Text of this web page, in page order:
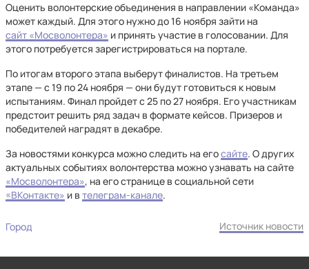
Оценить волонтерские объединения в направлении «Команда»
может каждый. Для этого нужно до 16 ноября зайти на
сайт «Мосволонтера» и принять участие в голосовании. Для
этого потребуется зарегистрироваться на портале.
По итогам второго этапа выберут финалистов. На третьем
этапе — с 19 по 24 ноября — они будут готовиться к новым
испытаниям. Финал пройдет с 25 по 27 ноября. Его участникам
предстоит решить ряд задач в формате кейсов. Призеров и
победителей наградят в декабре.
За новостями конкурса можно следить на егосайте. О других
актуальных событиях волонтерства можно узнавать на сайте
«Мосволонтера», на его странице в социальной сети
«ВКонтакте» и в телеграм-канале.
Город Источник новости